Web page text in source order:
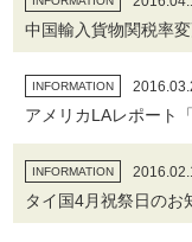
中国輸入貨物関税率
INFORMATION
アメリカLAレポート
INFORMATION
タイ国4月祝祭日のお